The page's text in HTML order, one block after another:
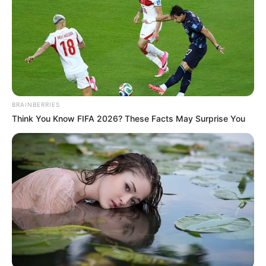
5,5 τόνους ξύλου. Ένα μνημείο που κόβει την
ανάσα και το ίδιο αισθάνθηκαν και μαθητές
από τηΧαλκίδα .
Το 3ο Γυμνάσιο Χαλκίδας πραγματοποίησε
εκπαιδευτική εκδρομή στο εξωτερικό, μετά
από πρόσκληση της Δέσποινας
Χατζηφωτιάδου η οποία είναι φυσικός,
BRAINBERRIES
Think You Know FIFA 2026? These Facts May Surprise You